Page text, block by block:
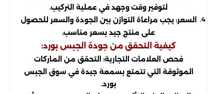
لتوفير وقت وجهد في عملية التركيب.
السعر: يجب مراعاة التوازن بين الجودة والسعر للحصول
على منتج جيد بسعر مناسب.
كيفية التحقق من جودة الجبس بورد:
فحص العلامات التجارية: التحقق من الماركات
الموثوقة التي تتمتع بسمعة جيدة في سوق الجبس
بورد.